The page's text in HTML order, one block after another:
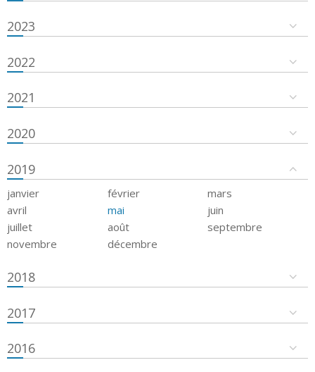
2023
2022
2021
2020
2019
janvier février
mars
avril
mai
juin
juillet
août
septembre
novembre
décembre
2018
2017
2016